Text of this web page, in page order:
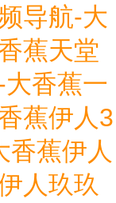
导航-大
蕉天堂
香蕉一
蕉伊人3
香蕉伊人
人玖玖